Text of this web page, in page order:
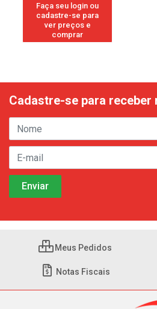
Faça seu login ou
cadastre-se para
ver preços e
comprar
Cadastre-se para
Meus Pedidos
Notas Fiscais